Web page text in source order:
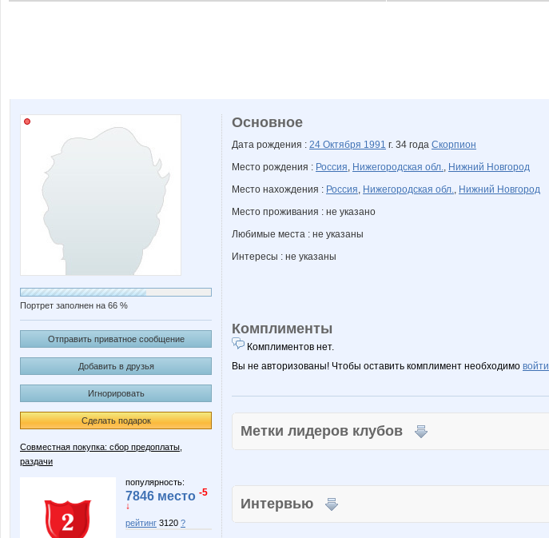
Портрет заполнен на 66 %
Отправить приватное сообщение
Добавить в друзья
Игнорировать
Сделать подарок
Совместная покупка: сбор предоплаты,
раздачи
популярность:
7846 место -5
↓
рейтинг 3120 ?
Основное
Дата рождения : 24 Октября 1991 г. 34 года Скорпион
Место рождения : Россия, Нижегородская обл., Нижний Новгород
Место нахождения : Россия, Нижегородская обл., Нижний Новгород
Место проживания : не указано
Любимые места : не указаны
Интересы : не указаны
Комплименты
Комплиментов нет.
Вы не авторизованы! Чтобы оставить комплимент необходимо войти
Метки лидеров клубов
Интервью